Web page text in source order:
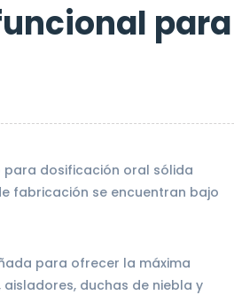
dosificación oral sólida
fabricación se encuentran bajo
para ofrecer la máxima
aisladores, duchas de niebla y